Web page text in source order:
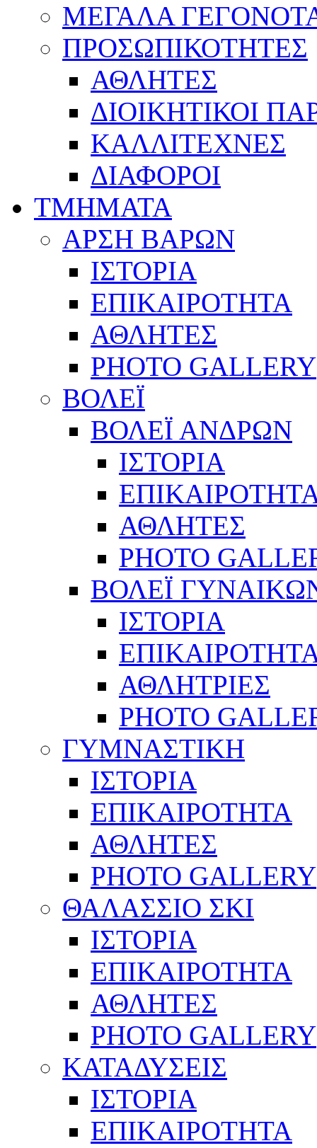
ΜΕΓΑΛΑ
ΠΡΟΣΩΠΙΚΟΤΗΤΕΣ
ΑΘΛΗΤΕΣ
ΔΙΟΙΚΗΤΙΚΟΙ
ΚΑΛΛΙΤΕΧΝΕΣ
ΔΙΑΦΟΡΟΙ
ΤΜΗΜΑΤΑ
ΑΡΣΗ ΒΑΡΩΝ
ΙΣΤΟΡΙΑ
ΕΠΙΚΑΙΡΟΤΗΤΑ
ΑΘΛΗΤΕΣ
PHOTO GALLERY
ΒΟΛΕΪ
ΒΟΛΕΪ ΑΝΔΡΩΝ
ΙΣΤΟΡΙΑ
ΑΘΛΗΤΕΣ
PHOTO
ΒΟΛΕΪ
ΙΣΤΟΡΙΑ
ΑΘΛΗΤΡΙΕΣ
PHOTO
ΓΥΜΝΑΣΤΙΚΗ
ΙΣΤΟΡΙΑ
ΕΠΙΚΑΙΡΟΤΗΤΑ
ΑΘΛΗΤΕΣ
PHOTO GALLERY
ΘΑΛΑΣΣΙΟ ΣΚΙ
ΙΣΤΟΡΙΑ
ΕΠΙΚΑΙΡΟΤΗΤΑ
ΑΘΛΗΤΕΣ
PHOTO GALLERY
ΚΑΤΑΔΥΣΕΙΣ
ΙΣΤΟΡΙΑ
ΕΠΙΚΑΙΡΟΤΗΤΑ